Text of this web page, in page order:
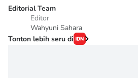
Editorial Team
Editor
Wahyuni Sahara
Tonton lebih seru di